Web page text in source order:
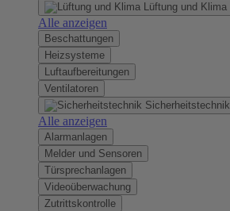
Lüftung und Klima
Alle anzeigen
Beschattungen
Heizsysteme
Luftaufbereitungen
Ventilatoren
Sicherheitstechnik
Alle anzeigen
Alarmanlagen
Melder und Sensoren
Türsprechanlagen
Videoüberwachung
Zutrittskontrolle